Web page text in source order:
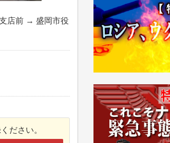
店前 → 盛岡市役
ださい。